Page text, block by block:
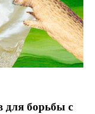
для борьбы с